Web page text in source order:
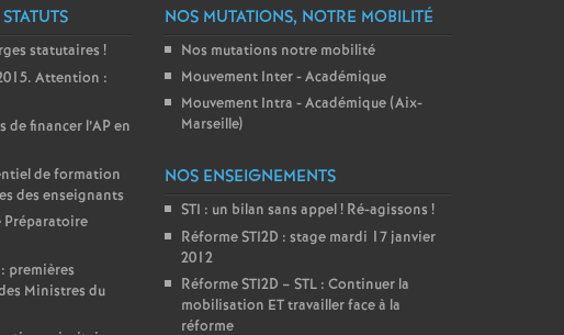
statutaires !
Attention :
de financer l’AP en
de formation
des enseignants
Préparatoire
premières
Ministres du
NOS MUTATIONS, NOTRE MOBILITÉ
Nos mutations notre mobilité
Mouvement Inter - Académique
Mouvement Intra - Académique (Aix-
Marseille)
NOS ENSEIGNEMENTS
STI : un bilan sans appel! Ré-agissons !
Réforme STI2D : stage mardi 17 janvier
2012
Réforme STI2D – STL : Continuer la
mobilisation ET travailler face à la
réforme